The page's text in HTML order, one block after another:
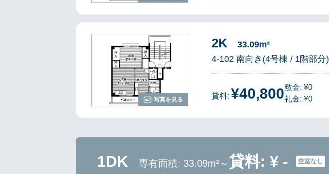
写真を見る
2K
33.09m²
4-102 南向き(4号棟 / 1階部分)
貸料: ¥40,800敷金: ¥0
礼金: ¥0
1DK 専有面積: 33.09m²～貸料: ¥ - 空室なし